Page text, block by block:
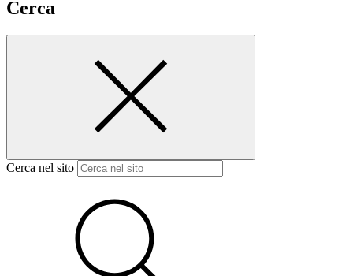
Cerca
Cerca nel sito